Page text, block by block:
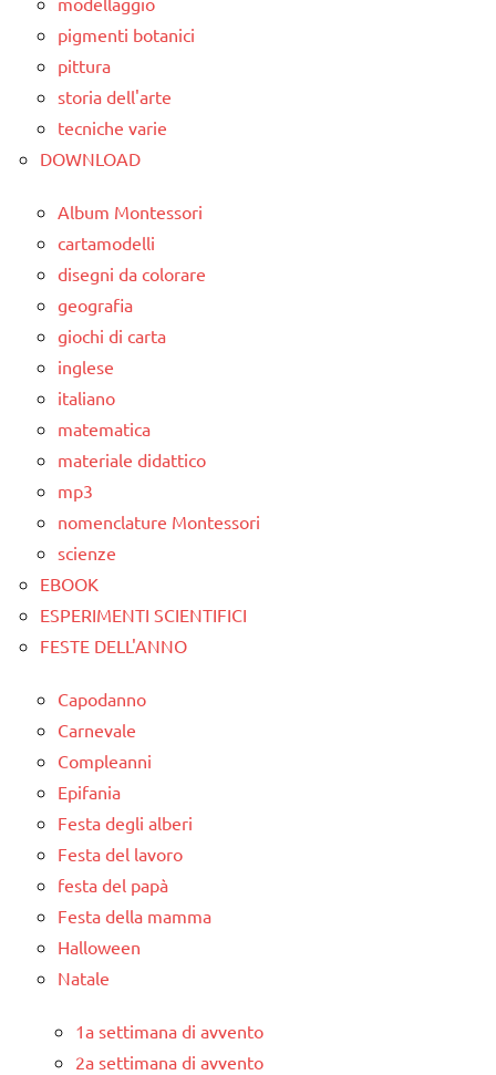
pigmenti botanici
pittura
storia dell'arte
tecniche varie
DOWNLOAD
Album Montessori
cartamodelli
disegni da colorare
geografia
giochi di carta
inglese
italiano
matematica
materiale didattico
mp3
nomenclature Montessori
scienze
EBOOK
ESPERIMENTI SCIENTIFICI
FESTE DELL'ANNO
Capodanno
Carnevale
Compleanni
Epifania
Festa degli alberi
Festa del lavoro
festa del papà
Festa della mamma
Halloween
Natale
1a settimana di avvento
2a settimana di avvento